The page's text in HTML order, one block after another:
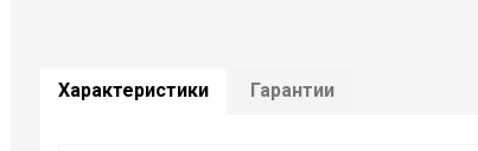
Характеристики Гарантии